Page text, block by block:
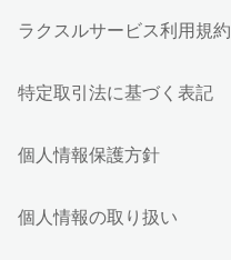
ラクスルサービス利用規約
特定取引法に基づく表記
個人情報保護方針
個人情報の取り扱い